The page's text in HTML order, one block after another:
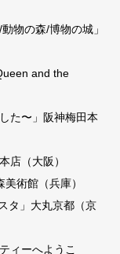
物の森/博物の城」
and the
た〜」阪神梅田本
店（大阪）
術館（兵庫）
タ」大丸京都（京
ィーへようこ